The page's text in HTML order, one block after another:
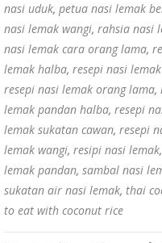
nasi uduk, petua nasi lemak
nasi lemak wangi, rahsia nasi
nasi lemak cara orang lama,
lemak halba, resepi nasi
resepi nasi lemak orang lama,
lemak pandan halba, resepi
lemak sukatan cawan, resepi
lemak wangi, resipi nasi lemak,
lemak pandan, sambal nasi
sukatan air nasi lemak, thai
to eat with coconut rice